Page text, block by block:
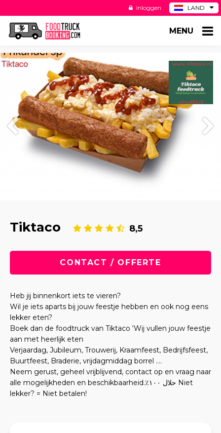
LAND
DE
Inloggen
MENU
Tiktaco 8,5
CONTACT / OFFERTE
Heb jij binnenkort iets te vieren?
Wil je iets aparts bij jouw feestje hebben en ook nog eens
lekker eten?
Boek dan de foodtruck van Tiktaco ‘Wij vullen jouw feestje
aan met heerlijk eten
Verjaardag, Jubileum, Trouwerij, Kraamfeest, Bedrijfsfeest,
Buurtfeest, Braderie, vrijdagmiddag borrel ….
Neem gerust, geheel vrijblijvend, contact op en vraag naar
alle mogelijkheden en beschikbaarheid.حلال ١٠٠٪؜ Niet
lekker? = Niet betalen!